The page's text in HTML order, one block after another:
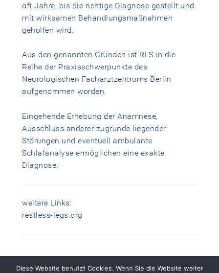
oft Jahre, bis die richtige Diagnose gestellt und
mit wirksamen Behandlungsmaßnahmen
geholfen wird.
Aus den genannten Gründen ist RLS in die
Reihe der Praxisschwerpunkte des
Neurologischen Facharztzentrums Berlin
aufgenommen worden.
Eingehende Erhebung der Anamnese,
Ausschluss anderer zugrunde liegender
Störungen und eventuell ambulante
Schlafanalyse ermöglichen eine exakte
Diagnose.
weitere Links:
restless-legs.org
Diese Website benutzt Cookies. Wenn Sie die Website weiter